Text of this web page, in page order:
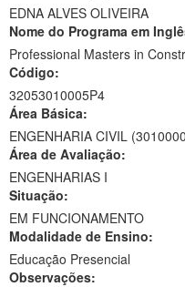
Ministério da Educação
Ministério da Cidadania
Ministério da Saúde
Ministério da Ciência, Tecnologia,
Ministério do Meio Ambiente
Ministério do Turismo
Ministério do Desenvolvimento
EDNA ALVES OLIVEIRA
Nome do Programa em
Professional Masters in
Código:
32053010005P4
Área Básica:
ENGENHARIA CIVIL
Área de Avaliação:
ENGENHARIAS I
Situação:
EM FUNCIONAMENTO
Modalidade de Ensino:
Educação Presencial
Observações: